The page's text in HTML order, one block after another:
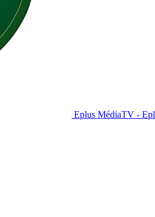
Eplus MédiaTV -